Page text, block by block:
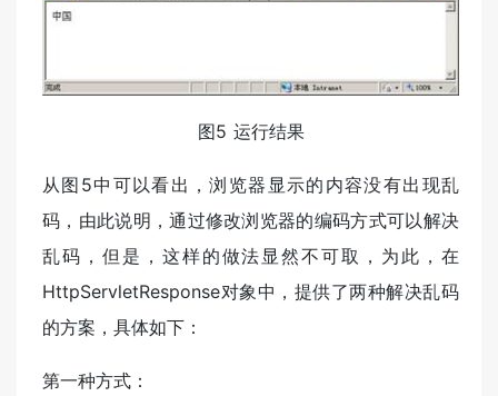
图5 运行结果
从图5中可以看出，浏览器显示的内容没有出现乱
码，由此说明，通过修改浏览器的编码方式可以解决
乱码，但是，这样的做法显然不可取，为此，在
HttpServletResponse对象中，提供了两种解决乱码
的方案，具体如下：
第一种方式：